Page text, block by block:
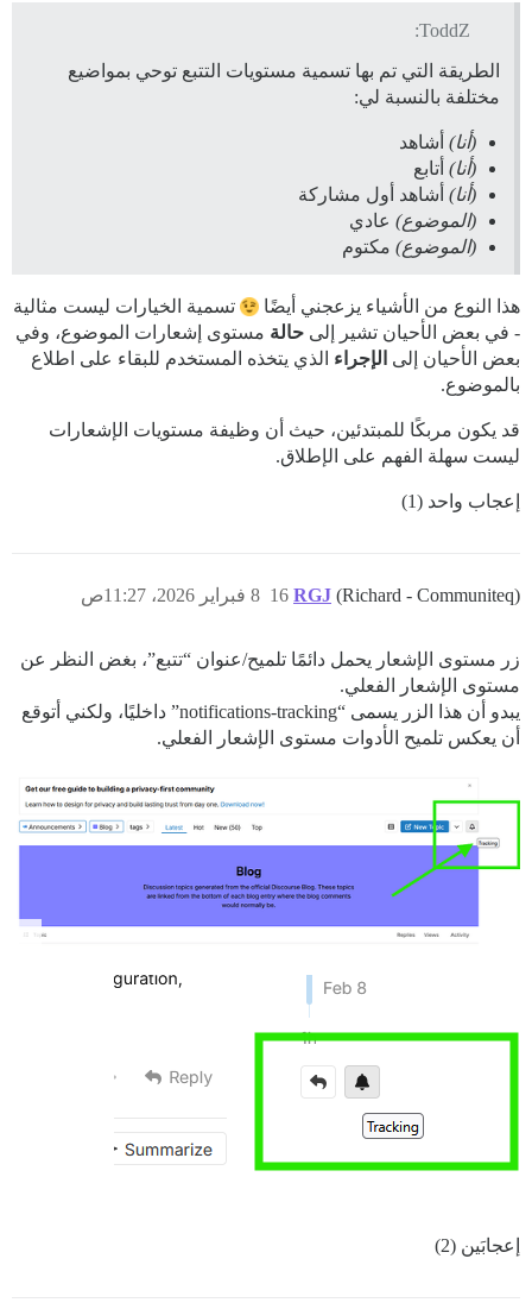
ToddZ:
الطريقة التي تم بها تسمية مستويات التتبع توحي بمواضيع
مختلفة بالنسبة لي:
(أنا) أشاهد
(أنا) أتابع
(أنا) أشاهد أول مشاركة
(الموضوع) عادي
(الموضوع) مكتوم
هذا النوع من الأشياء يزعجني أيضًا
تسمية الخيارات ليست مثالية
- في بعض الأحيان تشير إلى حالة مستوى إشعارات الموضوع، وفي
بعض الأحيان إلى الإجراء الذي يتخذه المستخدم للبقاء على اطلاع
بالموضوع.
قد يكون مربكًا للمبتدئين، حيث أن وظيفة مستويات الإشعارات
ليست سهلة الفهم على الإطلاق.
إعجاب واحد (1)
RGJ (Richard - Communiteq) 8 فبراير 2026، 11:27ص 16
زر مستوى الإشعار يحمل دائمًا تلميح/عنوان “تتبع”، بغض النظر عن
مستوى الإشعار الفعلي.
يبدو أن هذا الزر يسمى “notifications-tracking” داخليًا، ولكني أتوقع
أن يعكس تلميح الأدوات مستوى الإشعار الفعلي.
إعجابَين (2)